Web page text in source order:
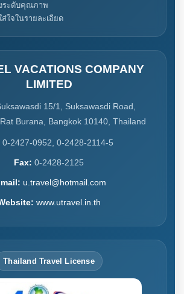
ระดับคุณภาพ
ใจในรายละเอียด
VACATIONS COMPANY
LIMITED
15/1, Suksawasdi Road,
Burana, Bangkok 10140, Thailand
0-2427-0952, 0-2428-2114-5
Fax: 0-2428-2125
u.travel@hotmail.com
www.utravel.in.th
Thailand Travel License